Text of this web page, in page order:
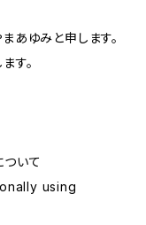
あゆみと申します。
す。
いて
using